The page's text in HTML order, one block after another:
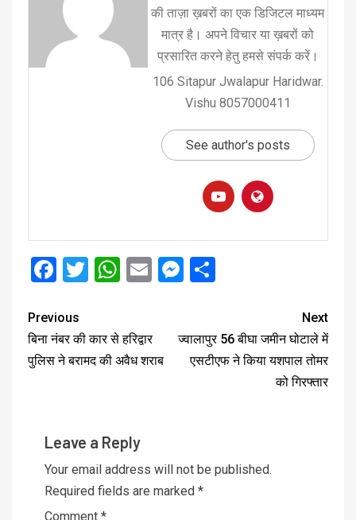
की ताज़ा ख़बरों का एक डिजिटल माध्यम
मात्र है। अपने विचार या ख़बरों को
प्रसारित करने हेतु हमसे संपर्क करें।
106 Sitapur Jwalapur Haridwar.
Vishu 8057000411
See author's posts
Facebook
Twitter
WhatsApp
EmailMessenger
Previous
बिना नंबर की कार से हरिद्वार
पुलिस ने बरामद की अवैध शराब
Next
ज्वालापुर 56 बीघा जमीन घोटाले में
एसटीएफ ने किया यशपाल तोमर
को गिरफ्तार
Leave a Reply
Your email address will not be published.
Required fields are marked *
Comment *